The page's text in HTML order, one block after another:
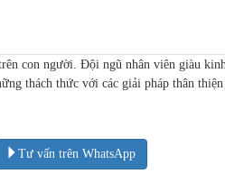
con người. Đội ngũ nhân viên giàu
thách thức với các giải pháp thân
Tư vấn trên WhatsApp